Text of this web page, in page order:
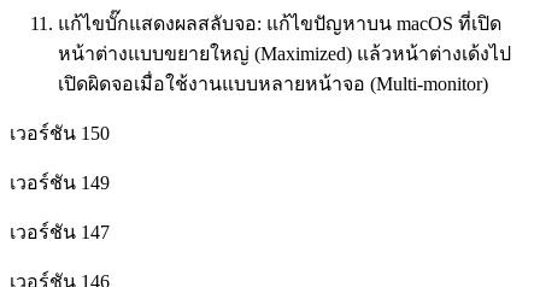
แก้ไขบั๊กแสดงผลสลับจอ: แก้ไขปัญหาบน macOS ที่เปิด
หน้าต่างแบบขยายใหญ่ (Maximized) แล้วหน้าต่างเด้งไป
เปิดผิดจอเมื่อใช้งานแบบหลายหน้าจอ (Multi-monitor)
เวอร์ชัน 150
เวอร์ชัน 149
เวอร์ชัน 147
เวอร์ชัน 146